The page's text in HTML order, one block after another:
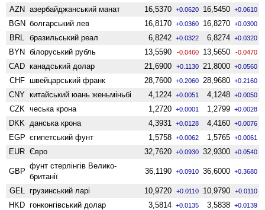
AZN азербайджанський манат 16,5370 +0.0620 16,5450 +0.0610
BGN болгарський лев 16,8170 +0.0360 16,8270 +0.0300
BRL бразильський реал 6,8242 +0.0322 6,8274 +0.0320
BYN білоруський рубль 13,5590 -0.0460 13,5650 -0.0470
CAD канадський долар 21,6900 +0.1130 21,8000 +0.0560
CHF швейцарський франк 28,7600 +0.2060 28,9680 +0.2160
CNY китайський юань женьмiньбi 4,1224 +0.0051 4,1248 +0.0050
CZK чеська крона 1,2720 +0.0001 1,2799 +0.0028
DKK данська крона 4,3931 +0.0128 4,4160 +0.0076
EGP єгипетський фунт 1,5758 +0.0062 1,5765 +0.0061
EUR Євро 32,7620 +0.0930 32,9300 +0.0540
GBP
фунт стерлінгів Велико­
британії
36,1190 +0.0910 36,6000 +0.3680
GEL грузинський ларі 10,9720 +0.0110 10,9790 +0.0110
HKD гонконгівський долар 3,5814 +0.0135 3,5838 +0.0139